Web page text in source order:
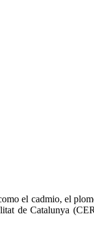
el cadmio, el
de Catalunya